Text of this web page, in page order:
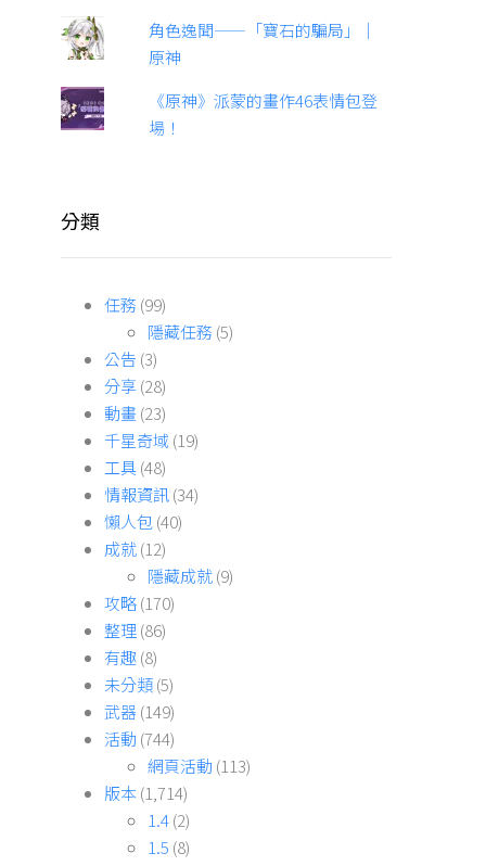
角色逸聞——「寶石的騙局」｜
原神
《原神》派蒙的畫作46表情包登
場！
分類
任務 (99)
隱藏任務 (5)
公告 (3)
分享(28)
動畫(23)
千星奇域 (19)
工具(48)
情報資訊(34)
懶人包(40)
成就(12)
隱藏成就(9)
攻略(170)
整理(86)
有趣(8)
未分類(5)
武器(149)
活動 (744)
網頁活動 (113)
版本 (1,714)
1.4(2)
1.5 (8)